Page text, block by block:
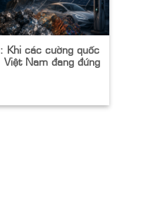
Khi các cường quốc
Nam đang đứng